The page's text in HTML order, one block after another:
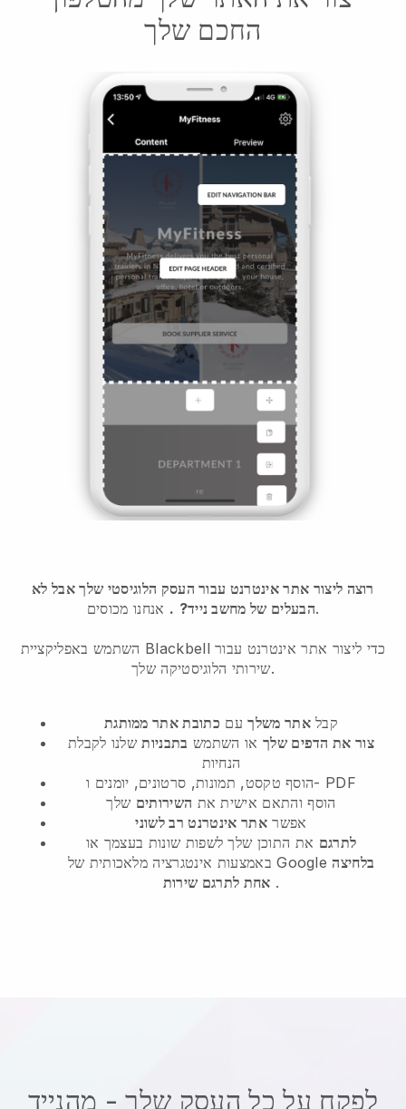
החכם שלך
רוצה ליצור אתר אינטרנט עבור העסק הלוגיסטי שלך אבל לא
הבעלים של מחשב נייד? . אנחנו מכוסים.
השתמש באפליקציית Blackbell כדי ליצור אתר אינטרנט עבור
שירותי הלוגיסטיקה שלך.
קבלאתר משלךעם כתובת אתר ממותגת
צור את הדפים שלך או השתמש בתבניותשלנו לקבלת
הנחיות
הוסף טקסט, תמונות, סרטונים, יומנים ו- PDF
הוסף והתאם אישית את השירותים שלך
אפשראתר אינטרנט רב לשוני
לתרגם את התוכן שלך לשפות שונות בעצמך או
באמצעות אינטגרציה מלאכותית של Googleבלחיצה
אחת לתרגם שירות .
לפקח על כל העסק שלך - מהנייד